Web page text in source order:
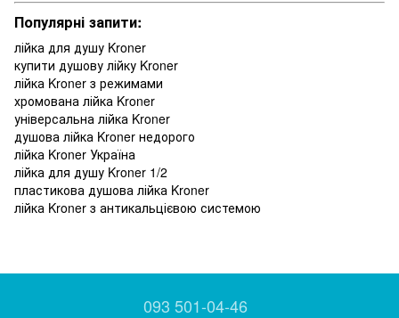
Популярні запити:
лійка для душу Kroner
купити душову лійку Kroner
лійка Kroner з режимами
хромована лійка Kroner
універсальна лійка Kroner
душова лійка Kroner недорого
лійка Kroner Україна
лійка для душу Kroner 1/2
пластикова душова лійка Kroner
лійка Kroner з антикальцієвою системою
093 501-04-46